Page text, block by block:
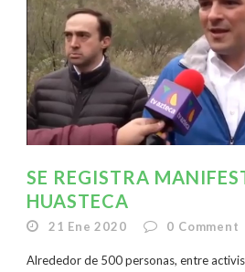
SE REGISTRA
HUASTECA
21 Ene 2020 0 Comment
Alrededor de 500 personas, entre